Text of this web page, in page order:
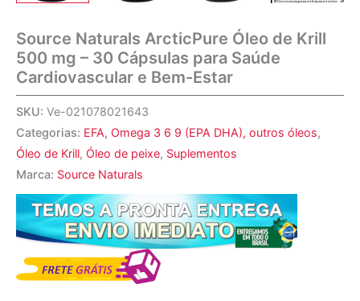
Source Naturals ArcticPure Óleo de Krill
500 mg – 30 Cápsulas para Saúde
Cardiovascular e Bem-Estar
SKU: Ve-021078021643
Categorias: EFA, Omega 3 6 9 (EPA DHA), outros óleos,
Óleo de Krill, Óleo de peixe, Suplementos
Marca: Source Naturals